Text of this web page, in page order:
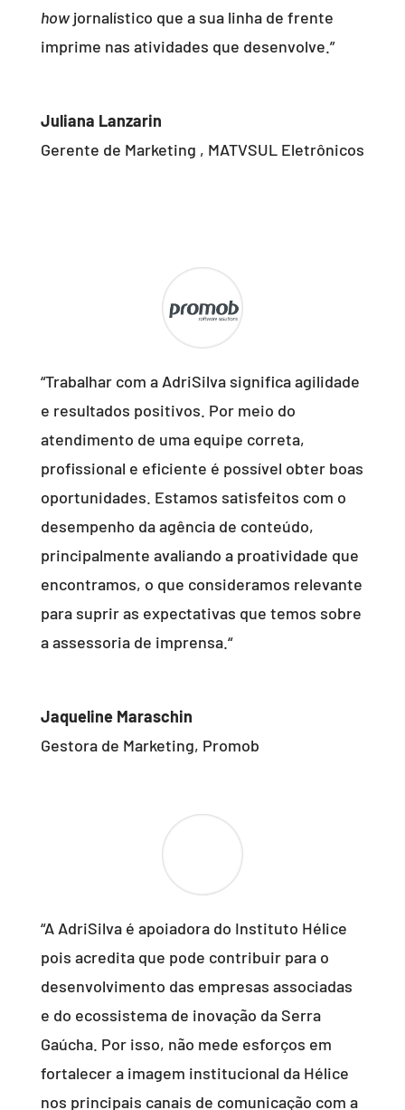
howjornalístico que a sua linha de frente
imprime nas atividades que desenvolve.”
Juliana Lanzarin
Gerente de Marketing , MATVSUL Eletrônicos
“Trabalhar com a AdriSilva significa agilidade
e resultados positivos. Por meio do
atendimento de uma equipe correta,
profissional e eficiente é possível obter boas
oportunidades. Estamos satisfeitos com o
desempenho da agência de conteúdo,
principalmente avaliando a proatividade que
encontramos, o que consideramos relevante
para suprir as expectativas que temos sobre
a assessoria de imprensa.“
Jaqueline Maraschin
Gestora de Marketing, Promob
“A AdriSilva é apoiadora do Instituto Hélice
pois acredita que pode contribuir para o
desenvolvimento das empresas associadas
e do ecossistema de inovação da Serra
Gaúcha. Por isso, não mede esforços em
fortalecer a imagem institucional da Hélice
nos principais canais de comunicação com a